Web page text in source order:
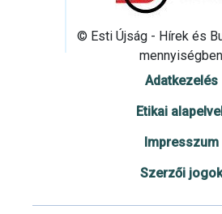
© Esti Újság - Hírek és
Adatkezelés
Etikai
Impresszum
Szerzői jogok